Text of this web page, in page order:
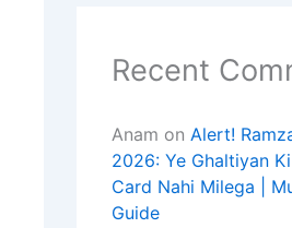
Recent
Anam on Alert!
2026: Ye Ghaltiyan
Card Nahi Milega |
Guide